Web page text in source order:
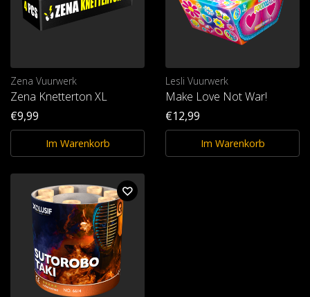
Zena Vuurwerk
Zena Knetterton XL
€9,99
Im Warenkorb
Lesli Vuurwerk
Make Love Not War!
€12,99
Im Warenkorb